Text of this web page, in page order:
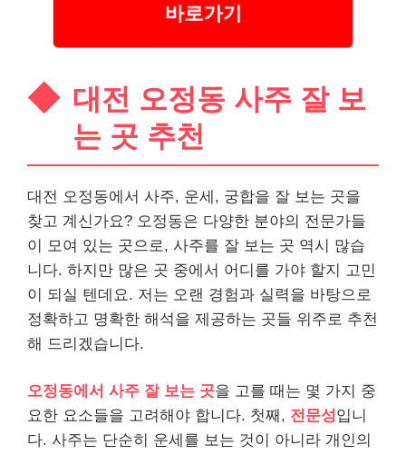
바로가기
대전 오정동 사주 잘 보
는 곳 추천
대전 오정동에서 사주, 운세, 궁합을 잘 보는 곳을
찾고 계신가요? 오정동은 다양한 분야의 전문가들
이 모여 있는 곳으로, 사주를 잘 보는 곳 역시 많습
니다. 하지만 많은 곳 중에서 어디를 가야 할지 고민
이 되실 텐데요. 저는 오랜 경험과 실력을 바탕으로
정확하고 명확한 해석을 제공하는 곳들 위주로 추천
해 드리겠습니다.
오정동에서 사주 잘 보는 곳을 고를 때는 몇 가지 중
요한 요소들을 고려해야 합니다. 첫째, 전문성입니
다. 사주는 단순히 운세를 보는 것이 아니라 개인의